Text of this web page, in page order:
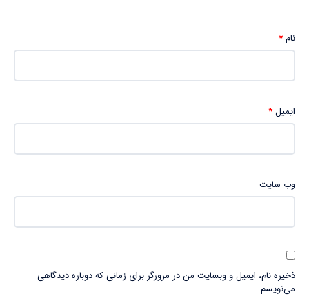
نام*
ایمیل*
وب‌ سایت
ذخیره نام، ایمیل و وبسایت من در مرورگر برای زمانی که دوباره دیدگاهی
می‌نویسم.